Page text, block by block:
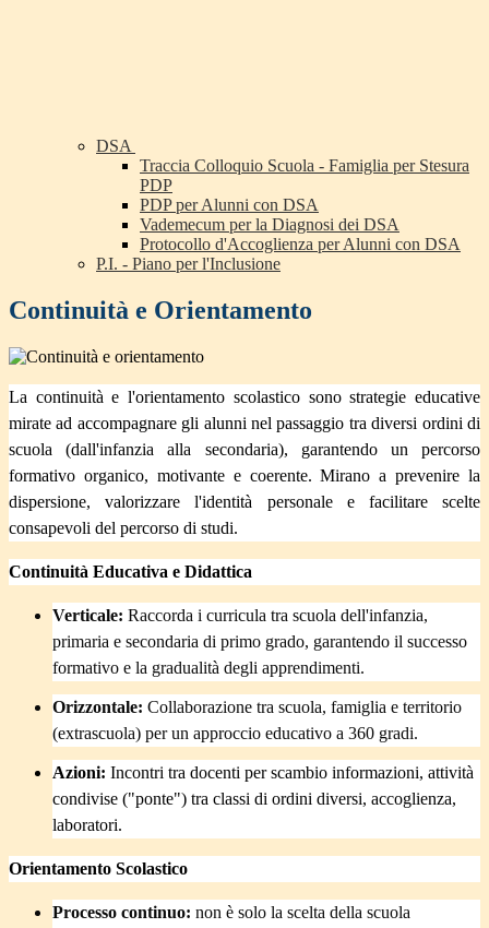
DSA
Traccia Colloquio Scuola - Famiglia per Stesura
PDP
PDP per Alunni con DSA
Vademecum per la Diagnosi dei DSA
Protocollo d'Accoglienza per Alunni con DSA
P.I. - Piano per l'Inclusione
Continuità e Orientamento
La continuità e l'orientamento scolastico sono strategie educative
mirate ad accompagnare gli alunni nel passaggio tra diversi ordini di
scuola (dall'infanzia alla secondaria), garantendo un percorso
formativo organico, motivante e coerente. Mirano a prevenire la
dispersione, valorizzare l'identità personale e facilitare scelte
consapevoli del percorso di studi.
Continuità Educativa e Didattica
Verticale: Raccorda i curricula tra scuola dell'infanzia,
primaria e secondaria di primo grado, garantendo il successo
formativo e la gradualità degli apprendimenti.
Orizzontale: Collaborazione tra scuola, famiglia e territorio
(extrascuola) per un approccio educativo a 360 gradi.
Azioni: Incontri tra docenti per scambio informazioni, attività
condivise ("ponte") tra classi di ordini diversi, accoglienza,
laboratori.
Orientamento Scolastico
Processo continuo: non è solo la scelta della scuola